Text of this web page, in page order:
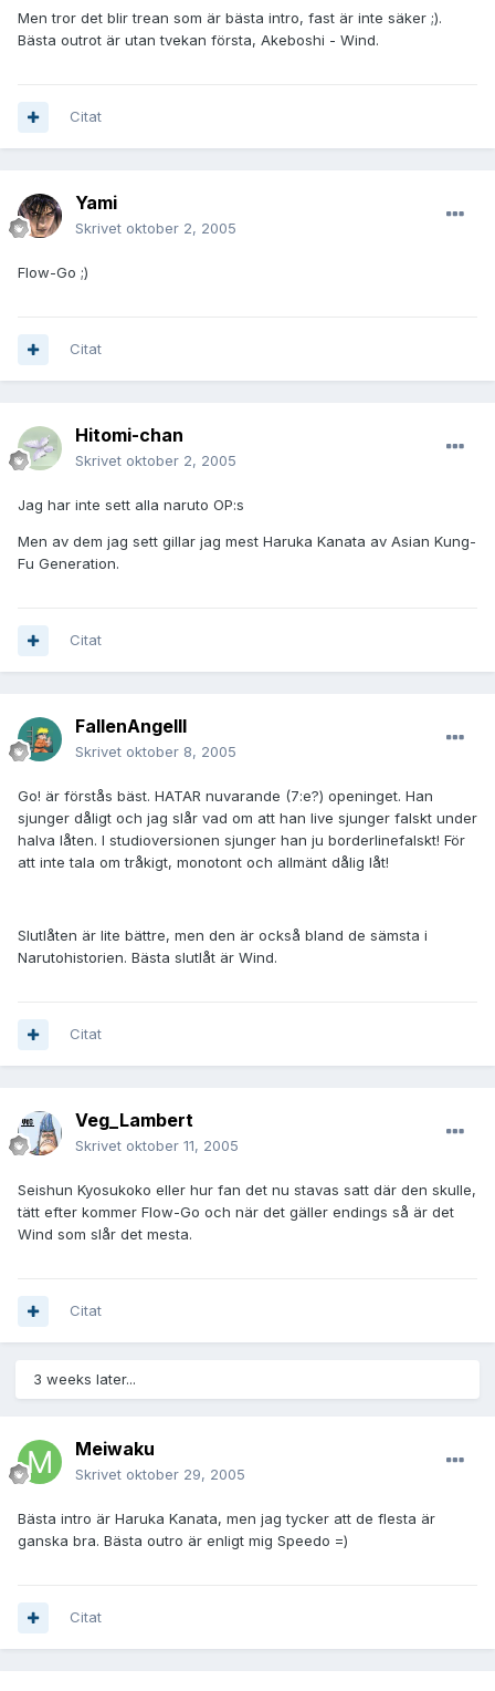
Men tror det blir trean som är bästa intro, fast är inte säker ;).
Bästa outrot är utan tvekan första, Akeboshi - Wind.
Citat
Yami
Skrivet oktober 2, 2005
Flow-Go ;)
Citat
Hitomi-chan
Skrivet oktober 2, 2005
Jag har inte sett alla naruto OP:s
Men av dem jag sett gillar jag mest Haruka Kanata av Asian Kung-
Fu Generation.
Citat
FallenAngelII
Skrivet oktober 8, 2005
Go! är förstås bäst. HATAR nuvarande (7:e?) openinget. Han
sjunger dåligt och jag slår vad om att han live sjunger falskt under
halva låten. I studioversionen sjunger han ju borderlinefalskt! För
att inte tala om tråkigt, monotont och allmänt dålig låt!
Slutlåten är lite bättre, men den är också bland de sämsta i
Narutohistorien. Bästa slutlåt är Wind.
Citat
Veg_Lambert
Skrivet oktober 11, 2005
Seishun Kyosukoko eller hur fan det nu stavas satt där den skulle,
tätt efter kommer Flow-Go och när det gäller endings så är det
Wind som slår det mesta.
Citat
3 weeks later...
Meiwaku
Skrivet oktober 29, 2005
Bästa intro är Haruka Kanata, men jag tycker att de flesta är
ganska bra. Bästa outro är enligt mig Speedo =)
Citat